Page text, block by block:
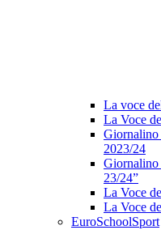
La voce
La Voce
Giornalino
2023/24
Giornalino
23/24”
La Voce
La Voce
EuroSchoolSport